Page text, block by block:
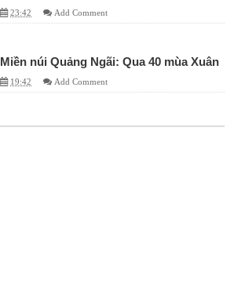
23:42 Add Comment
Miền núi Quảng Ngãi: Qua 40 mùa Xuân
19:42 Add Comment